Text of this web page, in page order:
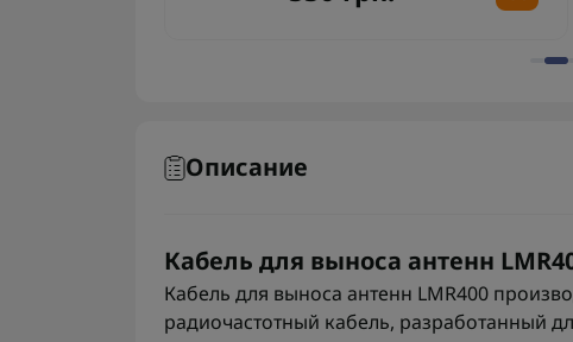
Описание
Кабель для выноса антенн
Кабель для выноса антенн LMR400
радиочастотный кабель, разработанный